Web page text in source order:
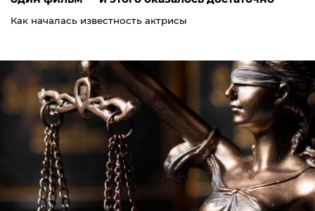
Как началась известность актрисы